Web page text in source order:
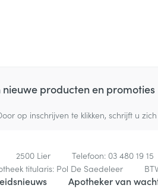
producten en promoties
op inschrijven te klikken, schrijft u
2500 Lier Telefoon: 03 480 19 15
titularis: Pol De Saedeleer
Apotheker van